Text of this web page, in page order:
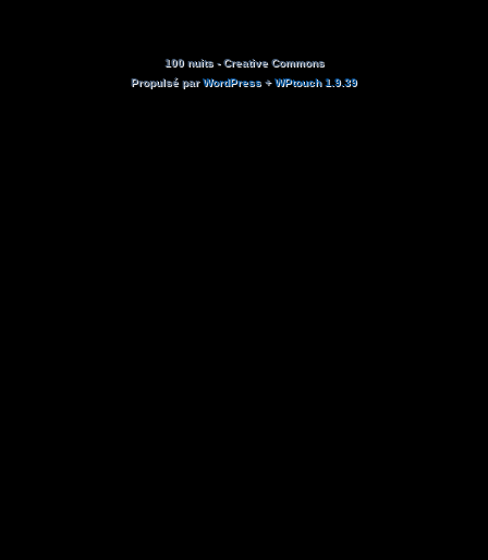
100 nuits - Creative Commons
Propulsé parWordPress +WPtouch 1.9.39